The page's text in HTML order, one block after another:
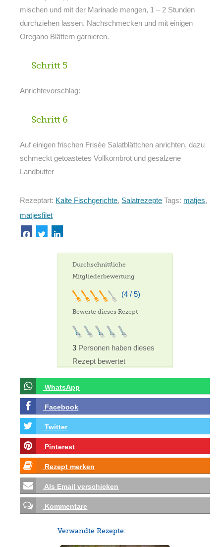
mischen und mit der Marinade mengen, 1 – 2 Stunden
durchziehen lassen. Nachschmecken und mit einigen
Oregano Blättern garnieren.
Schritt 5
Anrichtevorschlag:
Schritt 6
Auf einigen frischen Frisèe Salatblättchen anrichten, dazu
schmeckt getoastetes Vollkornbrot und gesalzene
Landbutter
Rezeptart: Kalte Fischgerichte, Salatrezepte Tags: matjes,
matjesfilet
Durchschnittliche
Mitgliederbewertung
(4 / 5)
Bewerte dieses Rezept
3 Personen haben dieses
Rezept bewertet
WhatsApp
Facebook
Twitter
Pinterest
Rezept merken
Als Email verschicken
Kommentare
Verwandte Rezepte: